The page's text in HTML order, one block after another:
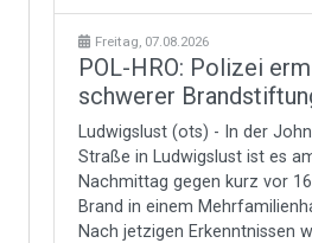
Freitag, 07.08.2026
POL-HRO: Polizei
schwerer
Ludwigslust (ots) - In der
Straße in Ludwigslust ist es
Nachmittag gegen kurz vor
Brand in einem
Nach jetzigen Erkenntnissen